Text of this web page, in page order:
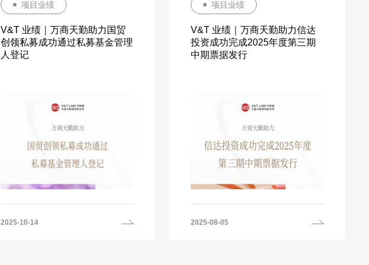
项目业绩
V&T 业绩｜万商天勤助力国贸
创领私募成功通过私募基金管理
人登记
2025-10-14
项目业绩
V&T 业绩｜万商天勤助力信达
投资成功完成2025年度第三期
中期票据发行
2025-08-05